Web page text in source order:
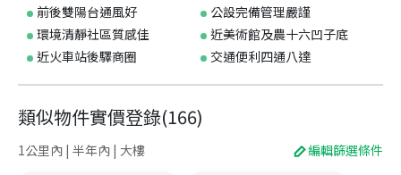
前後雙陽台通風好
公設完備管理嚴謹
環境清靜社區質感佳
近美術館及農十六凹子底
近火車站後驛商圈
交通便利四通八達
類似物件實價登錄(166)
1公里內 | 半年內 | 大樓 編輯篩選條件